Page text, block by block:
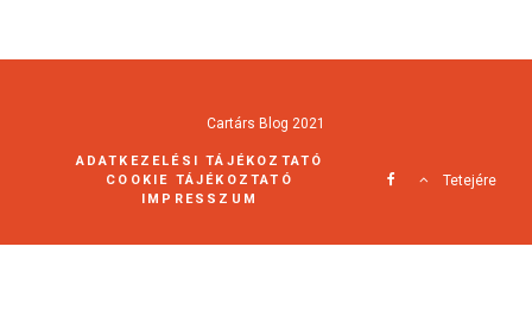
Cartárs Blog 2021
ADATKEZELÉSI TÁJÉKOZTATÓ
COOKIE TÁJÉKOZTATÓ
IMPRESSZUM
Tetejére